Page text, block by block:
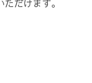
だけます。